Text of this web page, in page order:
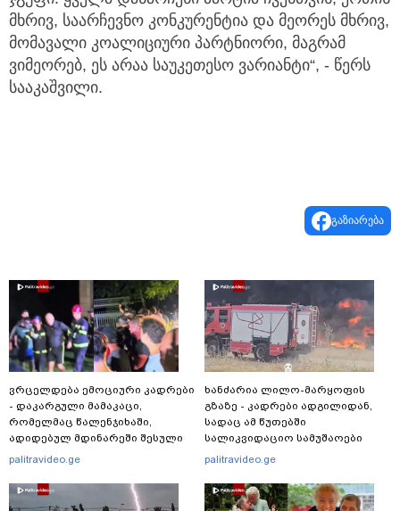
მხრივ, საარჩევნო კონკურენტია და მეორეს მხრივ,
მომავალი კოალიციური პარტნიორი, მაგრამ
ვიმეორებ, ეს არაა საუკეთესო ვარიანტი“, - წერს
სააკაშვილი.
გაზიარება
ვრცელდება ემოციური კადრები
- დაკარგული მამაკაცი,
რომელმაც წალენჯიხაში,
ადიდებულ მდინარეში შესული
დედა-შვილი გადაარჩინა,
მისი ვინაობა
palitravideo.ge
ხანძარია ლილო-მარყოფის
გზაზე - კადრები ადგილიდან,
სადაც ამ წუთებში
სალიკვიდაციო სამუშაოები
მიმდინარეობს
palitravideo.ge